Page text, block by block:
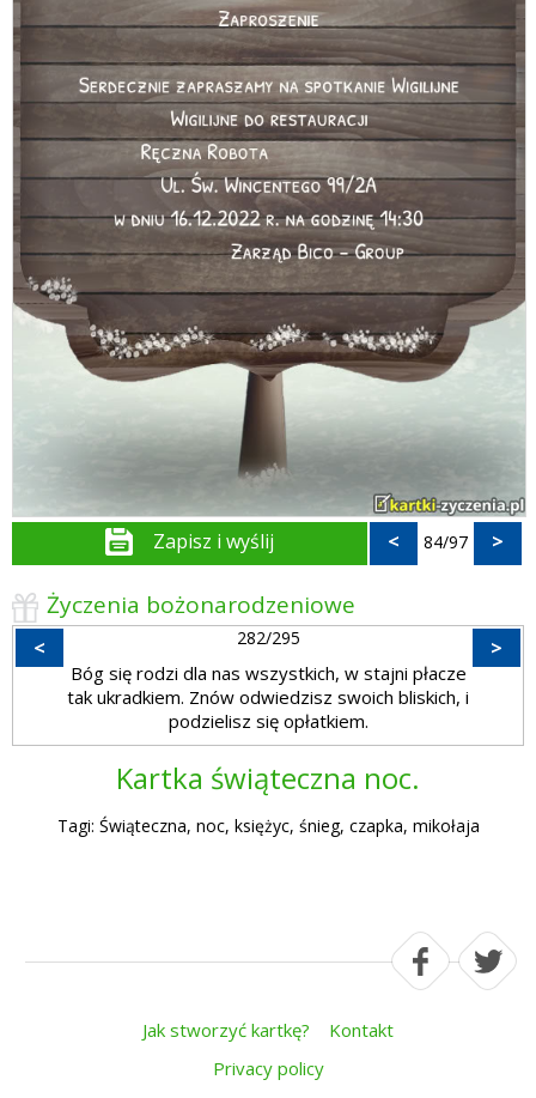
Zapisz i wyślij < 84/97 >
Życzenia bożonarodzeniowe
< 282/295 >
Bóg się rodzi dla nas wszystkich, w stajni płacze
tak ukradkiem. Znów odwiedzisz swoich bliskich, i
podzielisz się opłatkiem.
Kartka świąteczna noc.
Tagi: Świąteczna, noc, księżyc, śnieg, czapka, mikołaja
Jak stworzyć kartkę?
Kontakt
Privacy policy